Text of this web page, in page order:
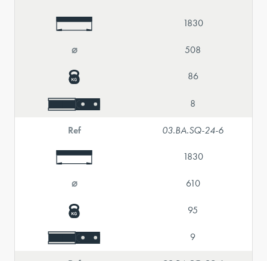
1830
⌀ 508
86
8
Ref 03.BA.SQ-24-6
1830
⌀ 610
95
9